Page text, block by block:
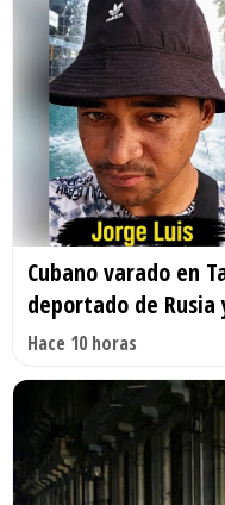
Cubano varado en
deportado de Rusia
Hace 10 horas